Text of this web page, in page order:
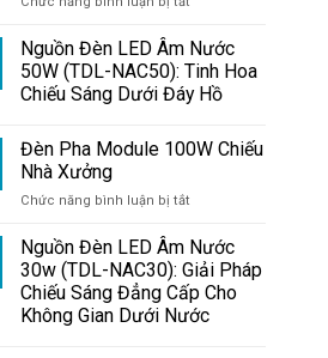
Pha
Module
100W
Cho
Viện
Nguồn Đèn LED Âm Nước
50W (TDL-NAC50): Tinh Hoa
Chiếu Sáng Dưới Đáy Hồ
Đèn Pha Module 100W Chiếu
Nhà Xưởng
Chức năng bình luận bị tắt
Pha
Module
100W
Chiếu
Nhà
Nguồn Đèn LED Âm Nước
30w (TDL-NAC30): Giải Pháp
Chiếu Sáng Đẳng Cấp Cho
Không Gian Dưới Nước